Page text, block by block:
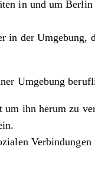
in und um
in der
Umgebung
ihn herum zu